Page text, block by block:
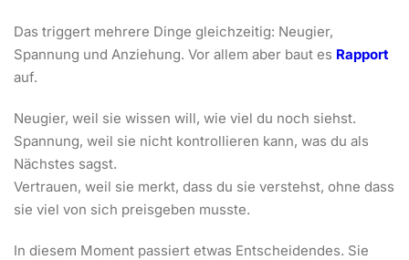
Das triggert mehrere Dinge gleichzeitig: Neugier,
Spannung und Anziehung. Vor allem aber baut es Rapport
auf.
Neugier, weil sie wissen will, wie viel du noch siehst.
Spannung, weil sie nicht kontrollieren kann, was du als
Nächstes sagst.
Vertrauen, weil sie merkt, dass du sie verstehst, ohne dass
sie viel von sich preisgeben musste.
In diesem Moment passiert etwas Entscheidendes. Sie